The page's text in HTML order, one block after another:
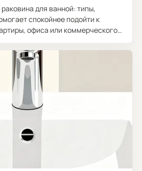
для ванной: типы,
спокойнее подойти к
офиса или коммерческого